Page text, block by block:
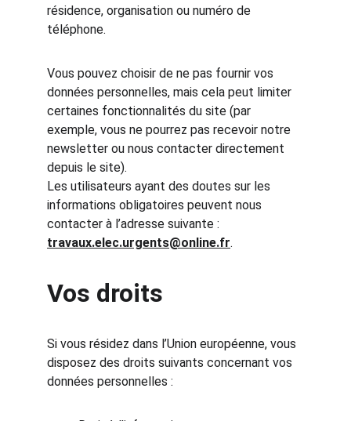
résidence, organisation ou numéro de
téléphone.
Vous pouvez choisir de ne pas fournir vos
données personnelles, mais cela peut limiter
certaines fonctionnalités du site (par
exemple, vous ne pourrez pas recevoir notre
newsletter ou nous contacter directement
depuis le site).
Les utilisateurs ayant des doutes sur les
informations obligatoires peuvent nous
contacter à l’adresse suivante :
travaux.elec.urgents@online.fr.
Vos droits
Si vous résidez dans l’Union européenne, vous
disposez des droits suivants concernant vos
données personnelles :